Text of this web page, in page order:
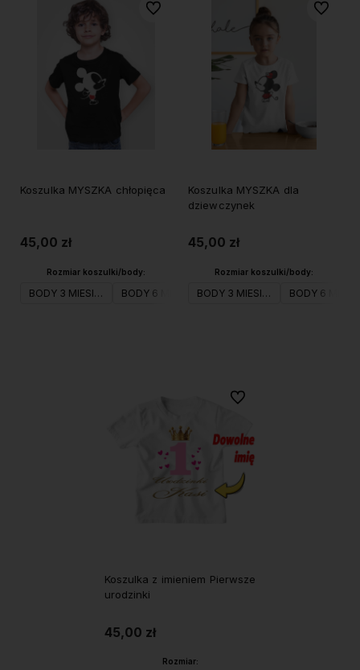
Koszulka MYSZKA chłopięca
45,00 zł
Rozmiar koszulki/body:
BODY 3 MIESIĄCE BODY 6 MIESIĄCE BODY 9 MIESIĘCY BODY 12
Do ulubionych
Koszulka MYSZKA dla
dziewczynek
45,00 zł
Rozmiar koszulki/body:
BODY 3 MIESIĄCE BODY 6
Do
Koszulka z imieniem Pierwsze
urodzinki
45,00 zł
Rozmiar:
Do ulubionych